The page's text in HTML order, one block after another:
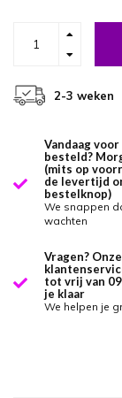
2-3 weken
Vandaag
besteld?
(mits op
de levertijd
bestelknop)
We snappen
wachten
Vragen? Onze
tot vrij van
je klaar
We helpen je